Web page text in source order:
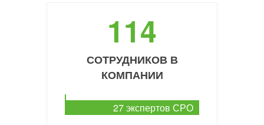
114
СОТРУДНИКОВ В
КОМПАНИИ
27 экспертов СРО